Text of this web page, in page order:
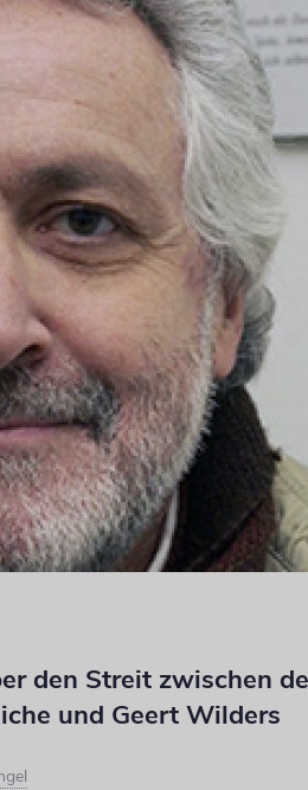
den Streit zwischen
und Geert Wilders